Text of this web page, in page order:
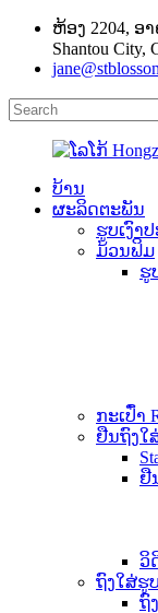
ຫ້ອງ 2204, ອາ
Shantou City,
ບ້ານ
ຜະລິດຕະພັນ
ຮູບເງົາ
ມ້ວນຟິມ
ຮູ
ກະເປົ໋າ
ຢືນຖົງໃ
ຢື
ວິ
ຖົງໃສ່ຮູບ
ຖົ